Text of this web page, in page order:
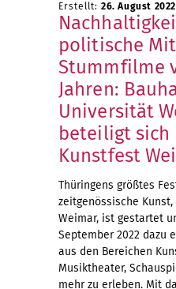
Erstellt: 26. August 2022
politische
Stummfilme
Jahren:
Universität
beteiligt sich
Kunstfest
Thüringens größtes
zeitgenössische
Weimar, ist gestartet
September 2022 dazu
aus den Bereichen
Musiktheater,
mehr zu erleben. Mit